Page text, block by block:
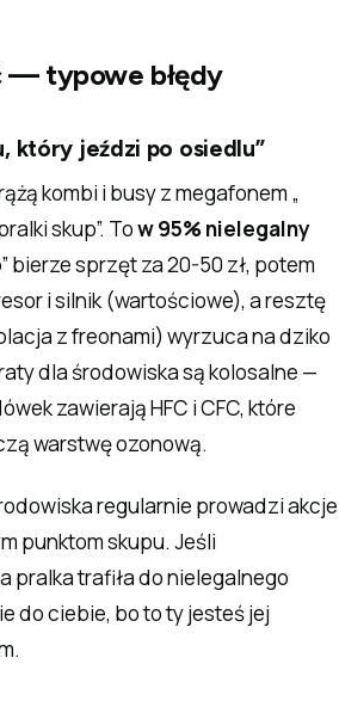
— typowe błędy
który jeździ po osiedlu”
kombi i busy z megafonem „
skup”. Tow 95% nielegalny
bierze sprzęt za 20-50 zł, potem
i silnik (wartościowe), a resztę
z freonami) wyrzuca na dziko
dla środowiska są kolosalne —
zawierają HFC i CFC, które
warstwę ozonową.
regularnie prowadzi akcje
punktom skupu. Jeśli
pralka trafiła do nielegalnego
do ciebie, bo to ty jesteś jej